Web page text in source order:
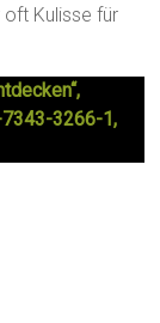
Kulisse für
7343-3266-1,